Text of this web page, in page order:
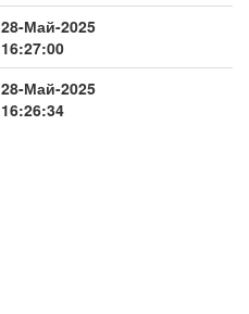
28-Май-2025
16:27:00
28-Май-2025
16:26:34